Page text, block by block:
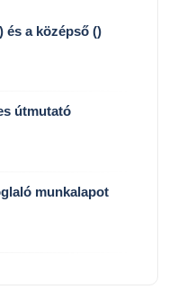
és a középső ()
útmutató
munkalapot